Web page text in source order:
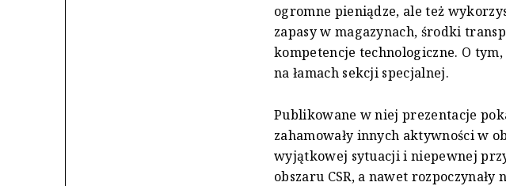
ogromne pieniądze, ale też
zapasy w magazynach, środki
kompetencje technologiczne. O
na łamach sekcji specjalnej.
Publikowane w niej prezentacje
zahamowały innych aktywności w
wyjątkowej sytuacji i niepewnej
obszaru CSR, a nawet rozpoczynały